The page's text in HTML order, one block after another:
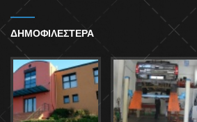
ΔΗΜΟΦΙΛΕΣΤΕΡΑ